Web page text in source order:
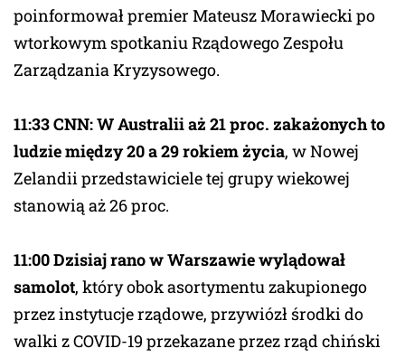
poinformował premier Mateusz Morawiecki po
wtorkowym spotkaniu Rządowego Zespołu
Zarządzania Kryzysowego.
11:33 CNN: W Australii aż 21 proc. zakażonych to
ludzie między 20 a 29 rokiem życia, w Nowej
Zelandii przedstawiciele tej grupy wiekowej
stanowią aż 26 proc.
11:00 Dzisiaj rano w Warszawie wylądował
samolot, który obok asortymentu zakupionego
przez instytucje rządowe, przywiózł środki do
walki z COVID-19 przekazane przez rząd chiński